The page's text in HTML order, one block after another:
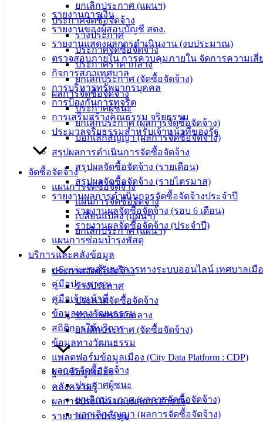
ยกเลิกประกาศ (แผนฯ)
ประกาศจัดซื้อจัดจ้าง
ร่างประกาศ
ประกาศจัดซื้อจัดจ้าง
ประกาศราคากลาง
ยกเลิกประกาศ (จัดซื้อจัดจ้าง)
ผลการจัดซื้อจัดจ้าง
ประกาศผู้ชนะ
ยกเลิกประกาศ (ผลการจัดซื้อจัดจ้าง)
บอกเลิกสัญญา (ผลการจัดซื้อจัดจ้าง)
สรุปผลการดำเนินการจัดซื้อจัดจ้าง
สรุปผลจัดซื้อจัดจ้าง (รายเดือน)
สรุปผลจัดซื้อจัดจ้าง (รายไตรมาส)
รายงานผลการดำเนินการจัดซื้อจัดจ้างประจำปี
รายงานผลจัดซื้อจัดจ้าง (รอบ 6 เดือน)
รายงานผลจัดซื้อจัดจ้าง (ประจำปี)
แผนการซ่อมบำรุงพัสดุ
บริการและคลังข้อมูล
e-Service ขอรับบริการทางระบบออนไลน์ เทศบาลเมื
คู่มือประชาชน
คู่มือเจ้าหน้าที่
ข้อมูลทางวัฒนธรรม
สถิติการให้บริการ
ข้อมูลทางวัฒนธรรม
แพลตฟอร์มข้อมูลเมือง (City Data Platform : CDP)
ฐานข้อมูลเมือง
คลังความรู้
ผลการประเมิน และผลการสำรวจ
รายงานการประชุม
รายงานการเงิน
รายงานของผู้สอบบัญชี สตง.
รายงานแสดงผลการดำเนินงาน (งบประมาณ)
ตรวจสอบภายใน การควบคุมภายใน จัดการความเสี่
กิจการสภาเทศบาล
การบริหารทรัพยากรบุคคล
การป้องกันการทุจริต
การเสริมสร้างคุณธรรม จริยธรรม
ประมวลจริยธรรมสำหรับเจ้าหน้าที่ของรัฐ
จัดซื้อจัดจ้าง
แผนการจัดซื้อจัดจ้าง
แผนการจัดซื้อจัดจ้าง
เปลี่ยนแปลง (แผนฯ)
ยกเลิกประกาศ (แผนฯ)
ประกาศจัดซื้อจัดจ้าง
ร่างประกาศ
ประกาศจัดซื้อจัดจ้าง
ประกาศราคากลาง
ยกเลิกประกาศ (จัดซื้อจัดจ้าง)
ผลการจัดซื้อจัดจ้าง
ประกาศผู้ชนะ
ยกเลิกประกาศ (ผลการจัดซื้อจัดจ้าง)
บอกเลิกสัญญา (ผลการจัดซื้อจัดจ้าง)
เทศบาล
เมืองอ่าง
สำนักงาน
เทศบาลเมือง
อ่างศิลา 90/338
ม.3 ต.เสม็ด
อ.เมือง จ.ชลบุรี
038-
142-100-104
บริการ
ประชาชน